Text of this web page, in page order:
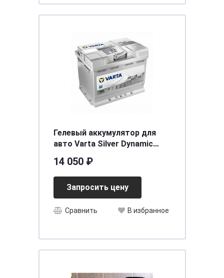
Гелевый аккумулятор для
авто Varta Silver Dynamic
14 050 ₽
Запросить цену
Сравнить В избранное